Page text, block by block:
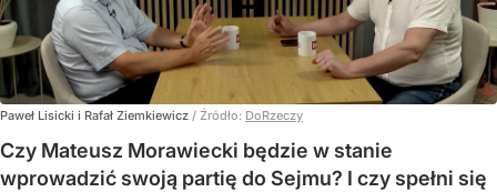
Paweł Lisicki i Rafał Ziemkiewicz / Źródło: DoRzeczy
Czy Mateusz Morawiecki będzie w stanie
wprowadzić swoją partię do Sejmu? I czy spełni się